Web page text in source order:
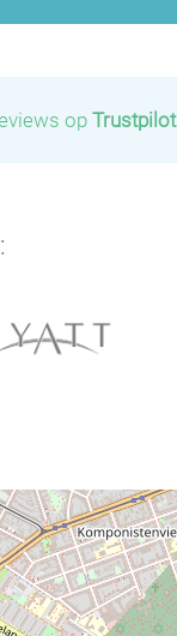
op Trustpilot